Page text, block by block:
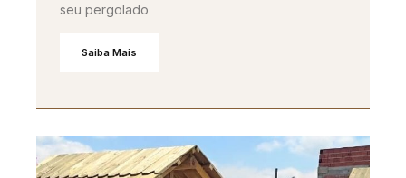
seu pergolado
Saiba Mais